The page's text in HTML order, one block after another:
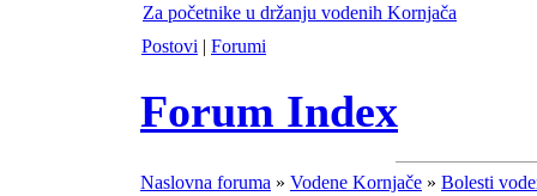
Za početnike u držanju vodenih Kornjača
Postovi | Forumi
Forum Index
Naslovna foruma » Vodene Kornjače » Bolesti